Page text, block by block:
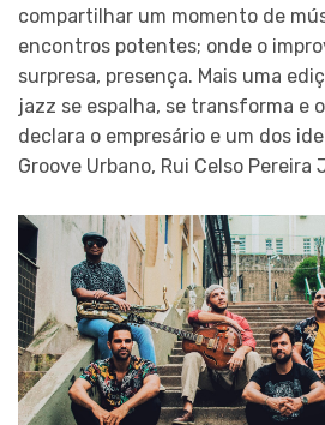
compartilhar um momento de
encontros potentes; onde o
surpresa, presença. Mais uma
jazz se espalha, se transforma e
declara o empresário e um dos
Groove Urbano, Rui Celso Pereira